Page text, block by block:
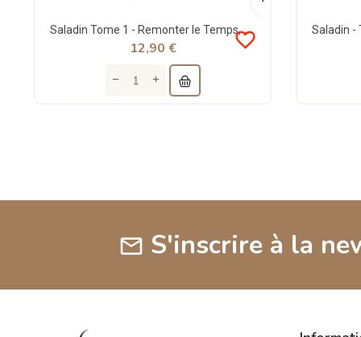
Saladin Tome 1 - Remonter le Temps, Rencontrer l'Histoire - Lyess Chacal - Oryms
favorite_border
12,90 €
mail S'inscrire à la